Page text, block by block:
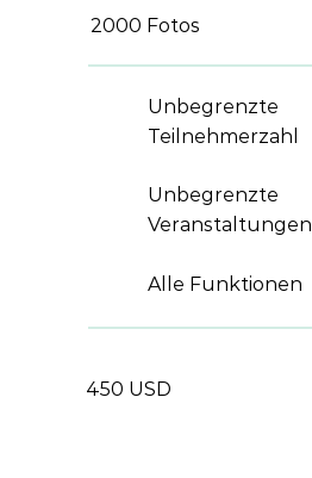
2000 Fotos
Unbegrenzte
Teilnehmerzahl
Unbegrenzte
Veranstaltungen
Alle Funktionen
450 USD